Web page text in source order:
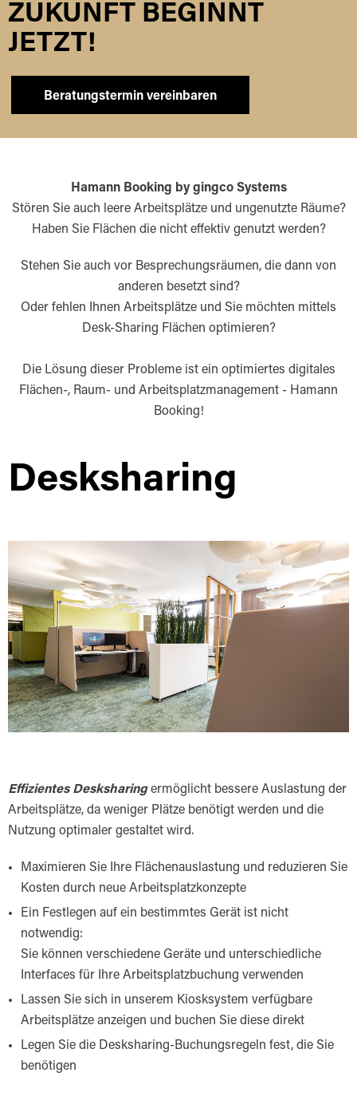
ZUKUNFT BEGINNT
JETZT!
Beratungstermin vereinbaren
Hamann Booking by gingco Systems
Stören Sie auch leere Arbeitsplätze und ungenutzte Räume?
Haben Sie Flächen die nicht effektiv genutzt werden?
Stehen Sie auch vor Besprechungsräumen, die dann von
anderen besetzt sind?
Oder fehlen Ihnen Arbeitsplätze und Sie möchten mittels
Desk-Sharing Flächen optimieren?
Die Lösung dieser Probleme ist ein optimiertes digitales
Flächen-, Raum- und Arbeitsplatzmanagement - Hamann
Booking!
Desksharing
Effizientes Desksharingermöglicht bessere Auslastung der
Arbeitsplätze, da weniger Plätze benötigt werden und die
Nutzung optimaler gestaltet wird.
Maximieren Sie Ihre Flächenauslastung und reduzieren Sie
Kosten durch neue Arbeitsplatzkonzepte
Ein Festlegen auf ein bestimmtes Gerät ist nicht
notwendig:
Sie können verschiedene Geräte und unterschiedliche
Interfaces für Ihre Arbeitsplatzbuchung verwenden
Lassen Sie sich in unserem Kiosksystem verfügbare
Arbeitsplätze anzeigen und buchen Sie diese direkt
Legen Sie die Desksharing-Buchungsregeln fest, die Sie
benötigen